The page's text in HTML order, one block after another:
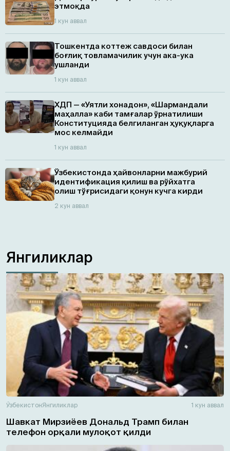
этмоқда
1 кун аввал
Тошкентда коттеж савдоси билан
боғлиқ товламачилик учун ака-ука
ушланди
1 кун аввал
ХДП — «Уятли хонадон», «Шармандали
маҳалла» каби тамғалар ўрнатилиши
Конституцияда белгиланган ҳуқуқларга
мос келмайди
1 кун аввал
Ўзбекистонда ҳайвонларни мажбурий
идентификация қилиш ва рўйхатга
олиш тўғрисидаги қонун кучга кирди
2 кун аввал
Янгиликлар
ЎзбекистонЯнгиликлар 1 кун аввал
Шавкат Мирзиёев Дональд Трамп билан
телефон орқали мулоқот қилди